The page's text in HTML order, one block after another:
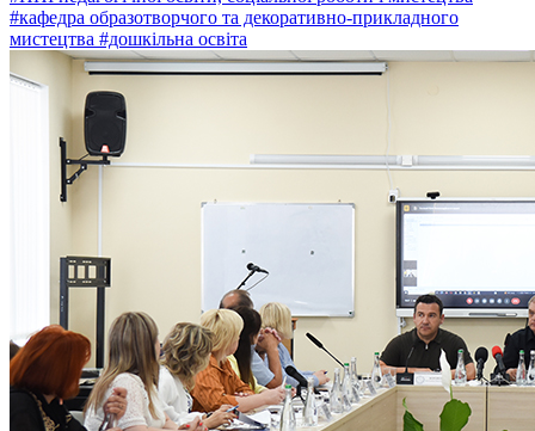
#кафедра образотворчого та декоративно-прикладного
мистецтва #дошкільна освіта